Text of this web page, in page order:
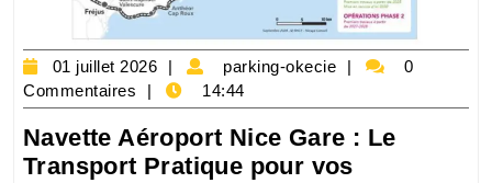
01 juillet 2026
01
juillet
2026
parking-okecie
parking-
0
Commentaires
14:44
Navette Aéroport Nice Gare : Le
Transport Pratique pour vos